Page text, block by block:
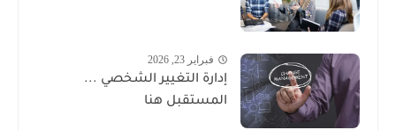
فبراير 23, 2026
إدارة التغيير الشخصي ...
المستقبل هنا